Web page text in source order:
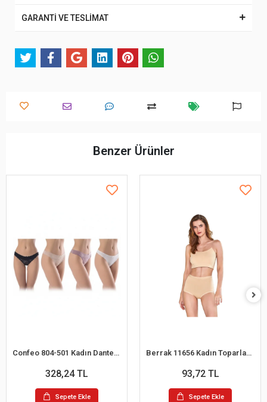
GARANTİ VE TESLİMAT
Benzer Ürünler
Confeo 804-501 Kadın Dantelli 4 lü Tanga Külot
328,24 TL
Sepete Ekle
Berrak 11656 Kadın Toparlayıcı Bato Külot
93,72 TL
Sepete Ekle